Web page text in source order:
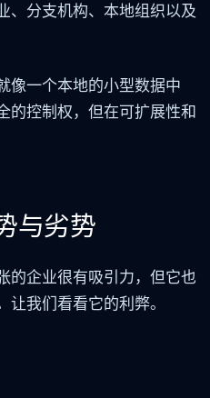
、分支机构、本地组织以及
像一个本地的小型数据中
的控制权，但在可扩展性和
与劣势
的企业很有吸引力，但它也
让我们看看它的利弊。